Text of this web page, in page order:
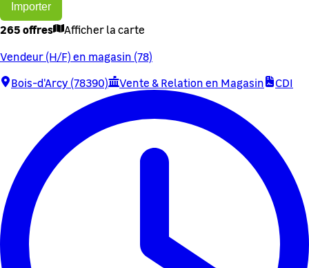
Importer
265 offres
Afficher la carte
Vendeur (H/F) en magasin (78)
Bois-d'Arcy (78390)
Vente & Relation en Magasin CDI